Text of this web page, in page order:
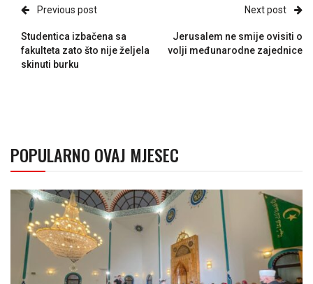
Previous post
Studentica izbačena sa
fakulteta zato što nije željela
skinuti burku
Next post
Jerusalem ne smije ovisiti o
volji međunarodne zajednice
POPULARNO OVAJ MJESEC